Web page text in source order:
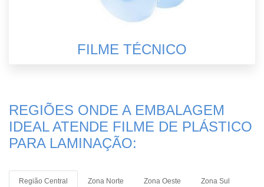
FILME TÉCNICO
REGIÕES ONDE A EMBALAGEM
IDEAL ATENDE FILME DE PLÁSTICO
PARA LAMINAÇÃO:
Região Central Zona Norte Zona Oeste Zona Sul